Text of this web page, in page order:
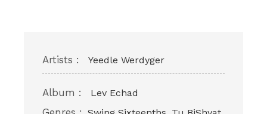
Artists : Yeedle Werdyger
Album : Lev Echad